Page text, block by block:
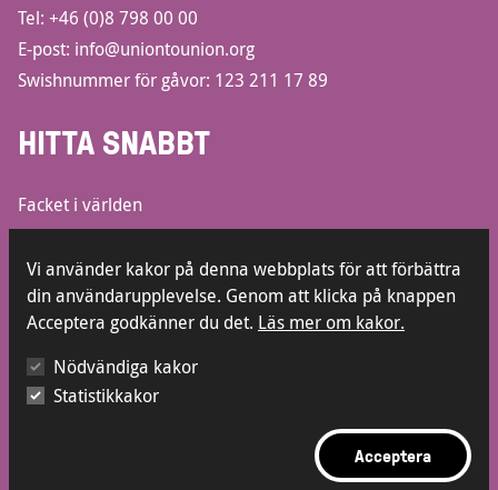
Tel: +46 (0)8 798 00 00
E-post: info@uniontounion.org
Swishnummer för gåvor: 123 211 17 89
HITTA SNABBT
Facket i världen
Informationsbroschyrer
Lediga jobb
Kontakt
Press
Visselblåsarfunktion
Vi använder kakor på denna webbplats för att förbättra
din användarupplevelse. Genom att klicka på knappen
Acceptera godkänner du det. Läs mer om kakor.
Nödvändiga kakor
Statistikkakor
Acceptera